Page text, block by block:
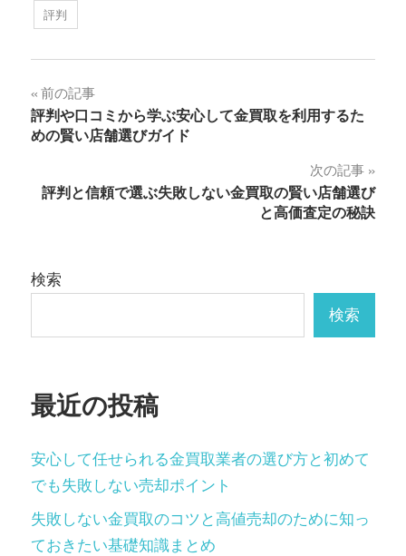
評判
投
稿
ビ
ー
ョ
前の記事
評判や口コミから学ぶ安心して金買取を利用するた
めの賢い店舗選びガイド
次の記事
評判と信頼で選ぶ失敗しない金買取の賢い店舗選び
と高価査定の秘訣
検索
検索
最近の投稿
安心して任せられる金買取業者の選び方と初めて
でも失敗しない売却ポイント
失敗しない金買取のコツと高値売却のために知っ
ておきたい基礎知識まとめ